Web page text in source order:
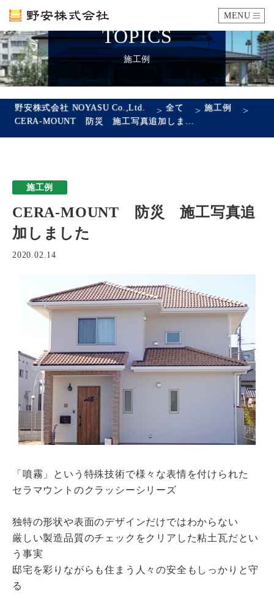
MENU
カタログ
瓦ができるまで
会社概要 沿革 代表あいさつ アクセス
採用情報
瓦猫
開発ストーリー 商品情報 Kawara Collaboration
お問い合わせ プライバシーポリシー サイトマップ
TOPICS
施工例
野安株式会社 NOYASU Co.,Ltd. >全て >施工例 >
施工例
CERA-MOUNT 防災 施工写真追
加しました
2020.02.14
「噴霧」という特殊技術で様々な表情を付けられた
セラマウントのクラッシーシリーズ
独特の形状や表面のデザインだけではわからない
厳しい製造品質のチェックをクリアした粘土瓦だとい
う事実
邸宅を彩りながらも住まう人々の安全もしっかりと守
る